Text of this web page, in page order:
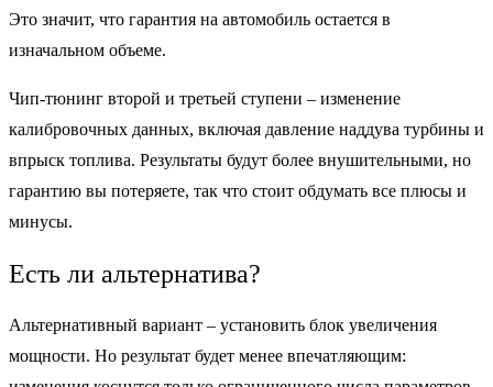
Это значит, что гарантия на автомобиль остается в
изначальном объеме.
Чип-тюнинг второй и третьей ступени – изменение
калибровочных данных, включая давление наддува турбины и
впрыск топлива. Результаты будут более внушительными, но
гарантию вы потеряете, так что стоит обдумать все плюсы и
минусы.
Есть ли альтернатива?
Альтернативный вариант – установить блок увеличения
мощности. Но результат будет менее впечатляющим: